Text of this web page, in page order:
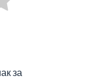
за